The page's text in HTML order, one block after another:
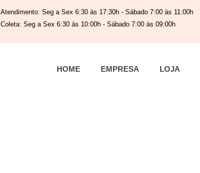
Atendimento: Seg a Sex 6:30 às 17:30h - Sábado 7:00 às 11:00h
Coleta: Seg a Sex 6:30 às 10:00h - Sábado 7:00 às 09:00h
HOME EMPRESA LOJA